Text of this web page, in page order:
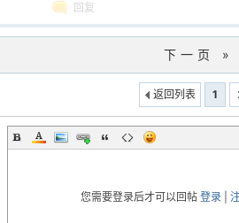
回复
下一页 »
1
返回列表
您需要登录后才可以回帖 登录